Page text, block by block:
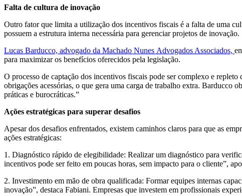
Falta de cultura de inovação
Outro fator que limita a utilização dos incentivos fiscais é a falta de uma
possuem a estrutura interna necessária para gerenciar projetos de inovação.
Lucas Barducco, advogado da Machado Nunes Advogados Associados,
para maximizar os benefícios oferecidos pela legislação.
O processo de captação dos incentivos fiscais pode ser complexo e
obrigações acessórias, o que gera uma carga de trabalho extra. Barducco
práticas e burocráticas.”
Ações estratégicas para superar desafios
Apesar dos desafios enfrentados, existem caminhos claros para que as
ações estratégicas:
1. Diagnóstico rápido de elegibilidade: Realizar um diagnóstico para
incentivos pode ser feito em poucas horas, sem impacto para o cliente”,
2. Investimento em mão de obra qualificada: Formar equipes internas
inovação”, destaca Fabiani. Empresas que investem em profissionais